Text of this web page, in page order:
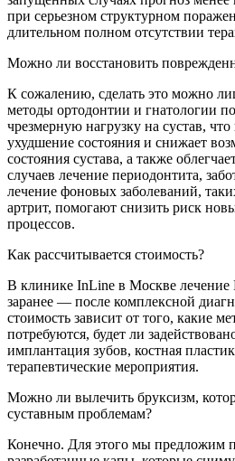
при серьезном структурном
длительном полном отсутствии
Можно ли восстановить
К сожалению, сделать это можно
методы ортодонтии и гнатологии
чрезмерную нагрузку на сустав,
ухудшение состояния и снижает
состояния сустава, а также
случаев лечение периодонтита,
лечение фоновых заболеваний,
артрит, помогают снизить риск
процессов.
Как рассчитывается стоимость?
В клинике InLine в Москве
заранее — после комплексной
стоимость зависит от того, какие
потребуются, будет ли
имплантация зубов, костная
терапевтические мероприятия.
Можно ли вылечить бруксизм,
суставным проблемам?
Конечно. Для этого мы предложим